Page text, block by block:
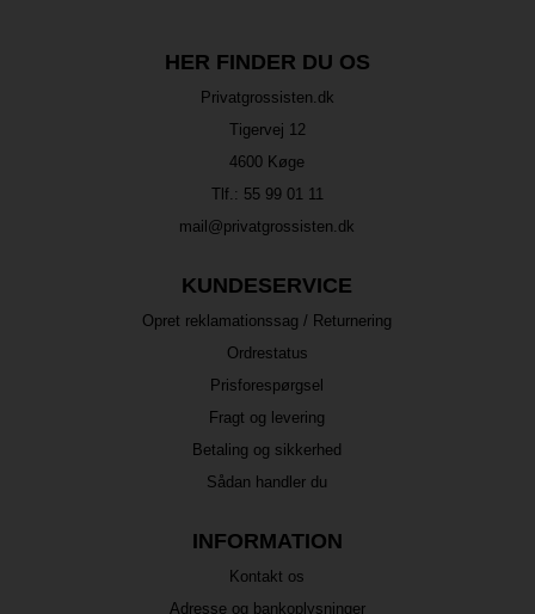
HER FINDER DU OS
Privatgrossisten.dk
Tigervej 12
4600 Køge
Tlf.: 55 99 01 11
mail@privatgrossisten.dk
KUNDESERVICE
Opret reklamationssag / Returnering
Ordrestatus
Prisforespørgsel
Fragt og levering
Betaling og sikkerhed
Sådan handler du
INFORMATION
Kontakt os
Adresse og bankoplysninger